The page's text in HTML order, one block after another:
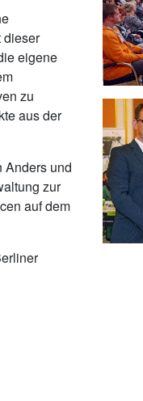
dieser
eigene
zu
aus der
Anders und
zur
auf dem